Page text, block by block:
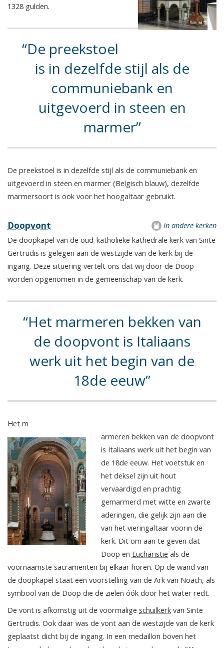
1328 gulden.
De preekstoel
is in dezelfde stijl als de
communiebank en
uitgevoerd in steen en
marmer
De preekstoel is in dezelfde stijl als de communiebank en
uitgevoerd in steen en marmer (Belgisch blauw), dezelfde
marmersoort is ook voor het hoogaltaar gebruikt.
in andere kerken
Doopvont
De doopkapel van de oud-katholieke kathedrale kerk van Sinte
Gertrudis is gelegen aan de westzijde van de kerk bij de
ingang. Deze situering vertelt ons dat wij door de Doop
worden opgenomen in de gemeenschap van de kerk.
Het marmeren bekken van
de doopvont is Italiaans
werk uit het begin van de
18de eeuw
Het m
armeren bekken van de doopvont
is Italiaans werk uit het begin van
de 18de eeuw. Het voetstuk en
het deksel zijn uit hout
vervaardigd en prachtig
gemarmerd met witte en zwarte
aderingen, die gelijk zijn aan die
van het vieringaltaar voorin de
kerk. Dit om aan te geven dat
Doop en Eucharistie als de
voornaamste sacramenten bij elkaar horen. Op de wand van
de doopkapel staat een voorstelling van de Ark van Noach, als
symbool van de Doop die de zielen óók door het water redt.
De vont is afkomstig uit de voormalige schuilkerk van Sinte
Gertrudis. Ook daar was de vont aan de westzijde van de kerk
geplaatst dicht bij de ingang. In een medaillon boven het